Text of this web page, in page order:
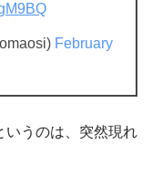
February
いうのは、突然現れ